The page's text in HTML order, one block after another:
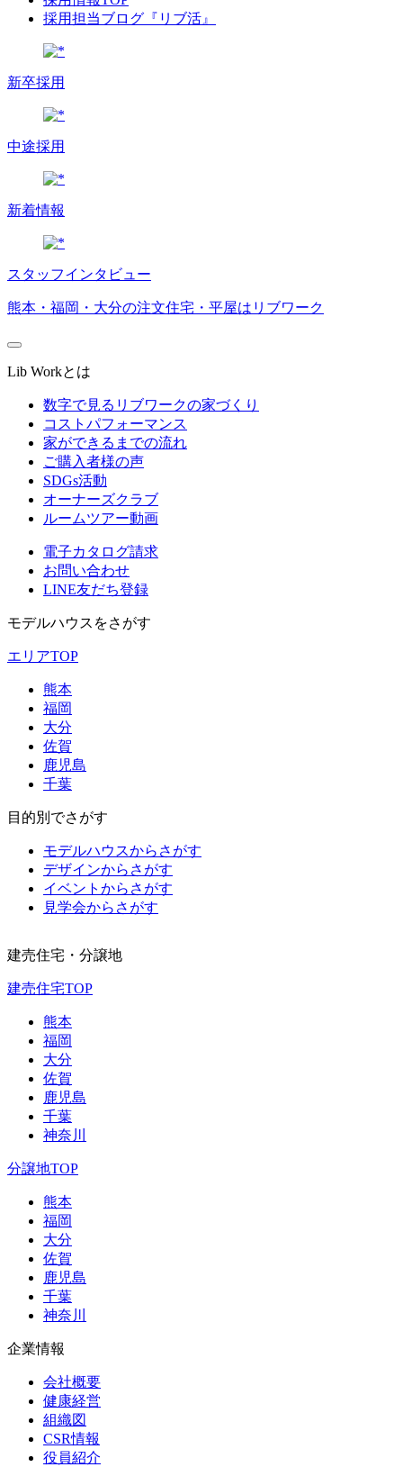
採用担当ブログ『リブ活』
新卒採用
中途採用
新着情報
スタッフインタビュー
熊本・福岡・大分の注文住宅・平屋はリブワーク
Lib Workとは
数字で見るリブワークの家づくり
コストパフォーマンス
家ができるまでの流れ
ご購入者様の声
SDGs活動
オーナーズクラブ
ルームツアー動画
電子カタログ請求
お問い合わせ
LINE友だち登録
モデルハウスをさがす
エリアTOP
熊本
福岡
大分
佐賀
鹿児島
千葉
目的別でさがす
モデルハウスからさがす
デザインからさがす
イベントからさがす
見学会からさがす
建売住宅・分譲地
建売住宅TOP
熊本
福岡
大分
佐賀
鹿児島
千葉
神奈川
分譲地TOP
熊本
福岡
大分
佐賀
鹿児島
千葉
神奈川
企業情報
会社概要
健康経営
組織図
CSR情報
役員紹介